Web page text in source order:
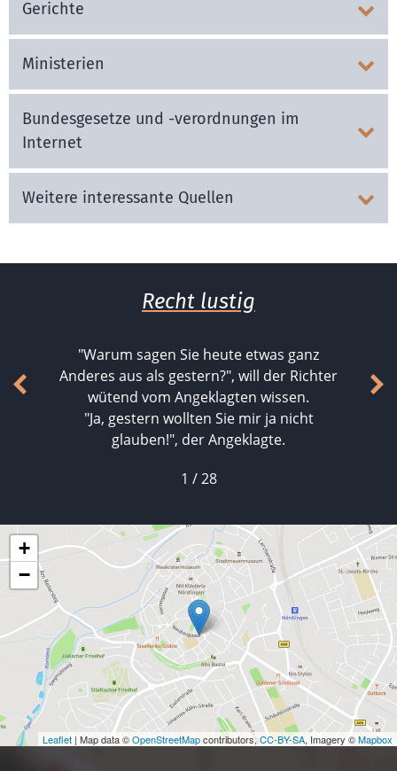
Gerichte
Ministerien
Bundesgesetze und -verordnungen im
Internet
Weitere interessante Quellen
Recht lustig
"Warum sagen Sie heute etwas ganz
Anderes aus als gestern?", will der Richter
wütend vom Angeklagten wissen.
"Ja, gestern wollten Sie mir ja nicht
glauben!", der Angeklagte.
1 / 28
+
−
Leaflet | Map data ©OpenStreetMapcontributors,CC-BY-SA, Imagery ©Mapbox